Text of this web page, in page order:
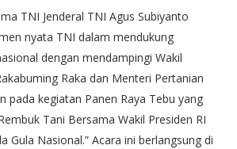
TNI Jenderal TNI Agus Subiyanto
nyata TNI dalam mendukung
dengan mendampingi Wakil
Raka dan Menteri Pertanian
pada kegiatan Panen Raya Tebu yang
Tani Bersama Wakil Presiden RI
Gula Nasional.” Acara ini berlangsung di